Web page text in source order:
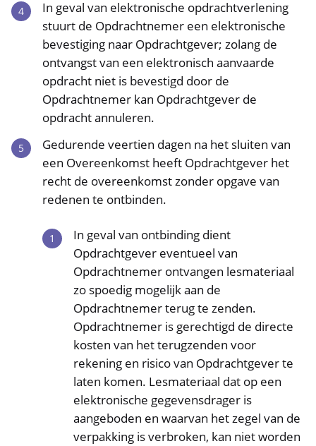
In geval van elektronische opdrachtverlening
stuurt de Opdrachtnemer een elektronische
bevestiging naar Opdrachtgever; zolang de
ontvangst van een elektronisch aanvaarde
opdracht niet is bevestigd door de
Opdrachtnemer kan Opdrachtgever de
opdracht annuleren.
Gedurende veertien dagen na het sluiten van
een Overeenkomst heeft Opdrachtgever het
recht de overeenkomst zonder opgave van
redenen te ontbinden.
In geval van ontbinding dient
Opdrachtgever eventueel van
Opdrachtnemer ontvangen lesmateriaal
zo spoedig mogelijk aan de
Opdrachtnemer terug te zenden.
Opdrachtnemer is gerechtigd de directe
kosten van het terugzenden voor
rekening en risico van Opdrachtgever te
laten komen. Lesmateriaal dat op een
elektronische gegevensdrager is
aangeboden en waarvan het zegel van de
verpakking is verbroken, kan niet worden